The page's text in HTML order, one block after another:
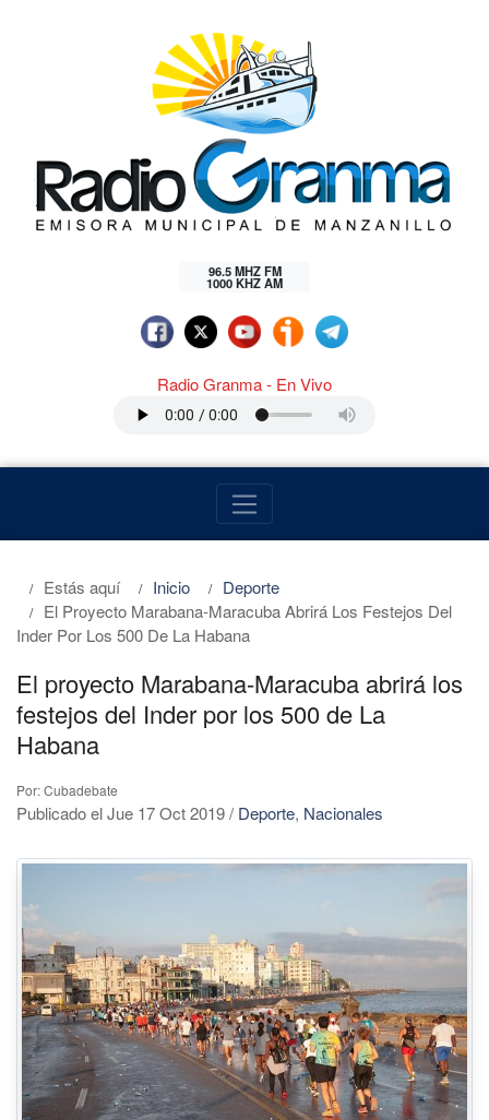
96.5 MHZ FM
1000 KHZ AM
Radio Granma - En Vivo
Estás aquí Inicio
Deporte
El Proyecto Marabana-Maracuba Abrirá Los Festejos Del
Inder Por Los 500 De La Habana
El proyecto Marabana-Maracuba abrirá los
festejos del Inder por los 500 de La
Habana
Por: Cubadebate
Publicado el Jue 17 Oct 2019/ Deporte, Nacionales